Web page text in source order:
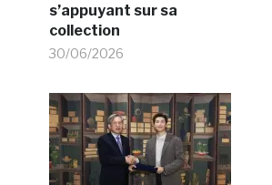
s’appuyant sur sa
collection
30/06/2026